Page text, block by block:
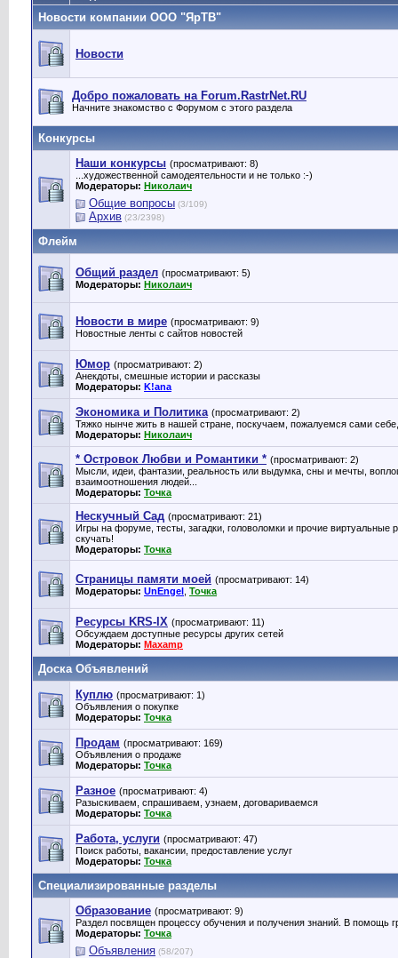
Новости компании ООО "ЯрТВ"
Новости
Добро пожаловать на Forum.RastrNet.RU
Начните знакомство с Форумом с этого раздела
Конкурсы
Наши конкурсы (просматривают: 8)
...художественной самодеятельности и не только :-)
Модераторы: Николаич
Общие вопросы (3/109)
Архив (23/2398)
Флейм
Общий раздел (просматривают: 5)
Модераторы: Николаич
Новости в мире (просматривают: 9)
Новостные ленты с сайтов новостей
Юмор (просматривают: 2)
Анекдоты, смешные истории и рассказы
Модераторы: K!ana
Экономика и Политика (просматривают: 2)
Тяжко нынче жить в нашей стране, поскучаем, пожалуемся сами
Модераторы: Николаич
* Островок Любви и Романтики * (просматривают: 2)
Мысли, идеи, фантазии, реальность или выдумка, сны и мечты,
взаимоотношения людей...
Модераторы: Точка
Нескучный Сад (просматривают: 21)
Игры на форуме, тесты, загадки, головоломки и прочие виртуальные
скучать!
Модераторы: Точка
Страницы памяти моей (просматривают: 14)
Модераторы: UnEngel Точка
Ресурсы KRS-IX (просматривают: 11)
Обсуждаем доступные ресурсы других сетей
Модераторы: Maxamp
Доска Объявлений
Куплю (просматривают: 1)
Объявления о покупке
Модераторы: Точка
Продам (просматривают: 169)
Объявления о продаже
Модераторы: Точка
Разное (просматривают: 4)
Разыскиваем, спрашиваем, узнаем, договариваемся
Модераторы: Точка
Работа, услуги (просматривают: 47)
Поиск работы, вакансии, предоставление услуг
Модераторы: Точка
Специализированные разделы
Образование (просматривают: 9)
Раздел посвящен процессу обучения и получения знаний. В помощь
Модераторы: Точка
Объявления (58/207)